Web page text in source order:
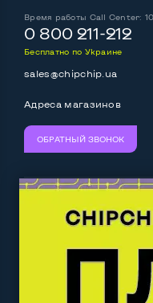
Время работы Call Center:
0 800 211-212
Бесплатно по Украине
sales@chipchip.ua
Адреса магазинов
ОБРАТНЫЙ ЗВОНОК
Work.ua
наш